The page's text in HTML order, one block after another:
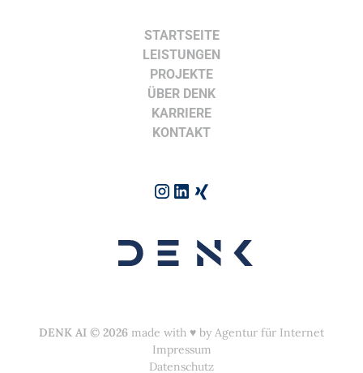
STARTSEITE
LEISTUNGEN
PROJEKTE
ÜBER DENK
KARRIERE
KONTAKT
DENK AI © 2026 made with ♥︎ by Agentur für Internet
Impressum
Datenschutz